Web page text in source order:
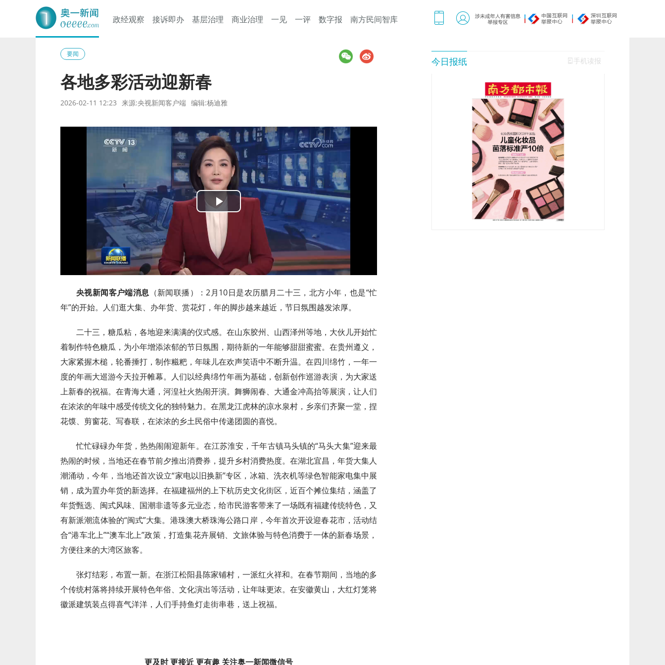
奥一网
政经观察 接诉即办 基层治理 商业治理 一见 一评 数字报 南方民间智库
要闻
各地多彩活动迎新春
2026-02-11 12:23 来源:央视新闻客户端 编辑:杨迪雅
Play
Video
央视新闻客户端消息 （新闻联播）：2月10日是农历腊月二十三，北方小年，也是“忙
年”的开始。人们逛大集、办年货、赏花灯，年的脚步越来越近，节日氛围越发浓厚。
二十三，糖瓜粘，各地迎来满满的仪式感。在山东胶州、山西泽州等地，大伙儿开始忙
着制作特色糖瓜，为小年增添浓郁的节日氛围，期待新的一年能够甜甜蜜蜜。在贵州遵义，
大家紧握木槌，轮番捶打，制作糍粑，年味儿在欢声笑语中不断升温。在四川绵竹，一年一
度的年画大巡游今天拉开帷幕。人们以经典绵竹年画为基础，创新创作巡游表演，为大家送
上新春的祝福。在青海大通，河湟社火热闹开演。舞狮闹春、大通金冲高抬等展演，让人们
在浓浓的年味中感受传统文化的独特魅力。在黑龙江虎林的凉水泉村，乡亲们齐聚一堂，捏
花馍、剪窗花、写春联，在浓浓的乡土民俗中传递团圆的喜悦。
忙忙碌碌办年货，热热闹闹迎新年。在江苏淮安，千年古镇马头镇的“马头大集”迎来最
热闹的时候，当地还在春节前夕推出消费券，提升乡村消费热度。在湖北宜昌，年货大集人
潮涌动，今年，当地还首次设立“家电以旧换新”专区，冰箱、洗衣机等绿色智能家电集中展
销，成为置办年货的新选择。在福建福州的上下杭历史文化街区，近百个摊位集结，涵盖了
年货甄选、闽式风味、国潮非遗等多元业态，给市民游客带来了一场既有福建传统特色，又
有新派潮流体验的“闽式”大集。港珠澳大桥珠海公路口岸，今年首次开设迎春花市，活动结
合“港车北上”“澳车北上”政策，打造集花卉展销、文旅体验与特色消费于一体的新春场景，
方便往来的大湾区旅客。
张灯结彩，布置一新。在浙江松阳县陈家铺村，一派红火祥和。在春节期间，当地的多
个传统村落将持续开展特色年俗、文化演出等活动，让年味更浓。在安徽黄山，大红灯笼将
徽派建筑装点得喜气洋洋，人们手持鱼灯走街串巷，送上祝福。
更及时 更接近 更有趣 关注奥一新闻微信号
今日报纸 手机读报